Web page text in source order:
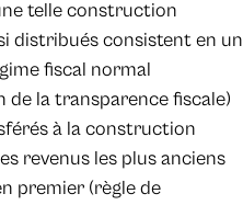
telle construction
distribués consistent en un
fiscal normal
la transparence fiscale)
à la construction
revenus les plus anciens
premier (règle de